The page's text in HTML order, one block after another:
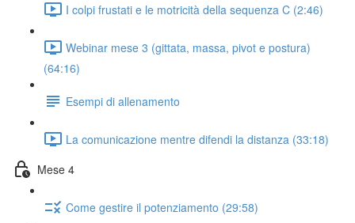
I colpi frustati e le motricità della sequenza C (2:46)
Webinar mese 3 (gittata, massa, pivot e postura)
(64:16)
Esempi di allenamento
La comunicazione mentre difendi la distanza (33:18)
Mese 4
Come gestire il potenziamento (29:58)